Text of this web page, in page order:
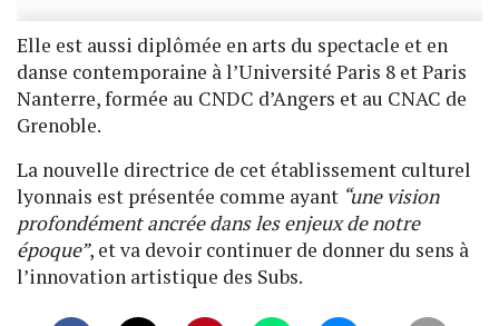
Elle est aussi diplômée en arts du spectacle et en
danse contemporaine à l’Université Paris 8 et Paris
Nanterre, formée au CNDC d’Angers et au CNAC de
Grenoble.
La nouvelle directrice de cet établissement culturel
lyonnais est présentée comme ayant “une vision
profondément ancrée dans les enjeux de notre
époque”, et va devoir continuer de donner du sens à
l’innovation artistique des Subs.